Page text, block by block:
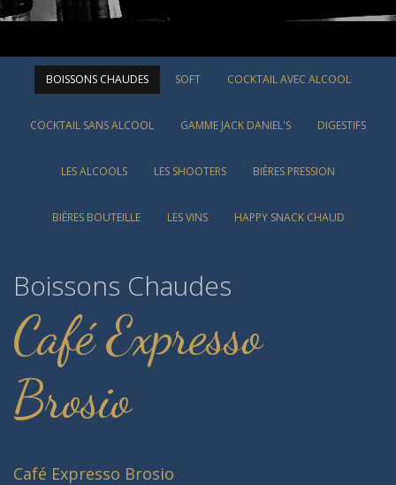
BOISSONS CHAUDES SOFT COCKTAIL AVEC ALCOOL
COCKTAIL SANS ALCOOL GAMME JACK DANIEL'S DIGESTIFS
LES ALCOOLS LES SHOOTERS BIÈRES PRESSION
BIÈRES BOUTEILLE LES VINS HAPPY SNACK CHAUD
Boissons Chaudes
Café Expresso
Brosio
Café Expresso Brosio